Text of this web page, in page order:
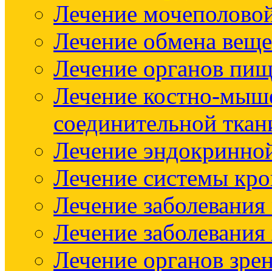
Лечение
Лечение обмена
Лечение органов
Лечение костно-
соединительной
Лечение
Лечение системы
Лечение
Лечение
Лечение органов